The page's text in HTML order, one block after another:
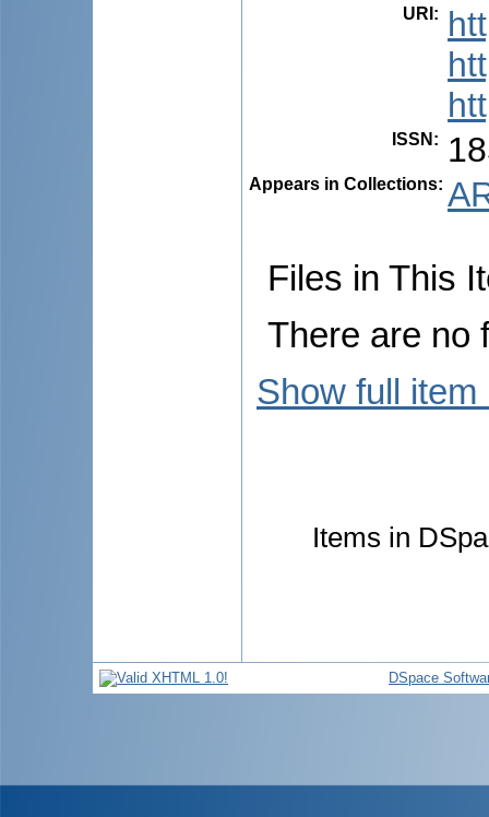
URI :
ISSN :
Appears in Collections:
Files in This
There are no
Show full item
Items in
DSpace